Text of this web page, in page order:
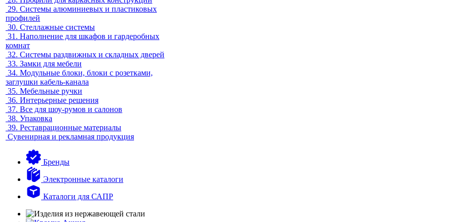
29. Системы алюминиевых и пластиковых
профилей
30. Стеллажные системы
31. Наполнение для шкафов и гардеробных
комнат
32. Системы раздвижных и складных дверей
33. Замки для мебели
34. Модульные блоки, блоки с розетками,
заглушки кабель-канала
35. Мебельные ручки
36. Интерьерные решения
37. Все для шоу-румов и салонов
38. Упаковка
39. Реставрационные материалы
Сувенирная и рекламная продукция
Бренды
Электронные каталоги
Каталоги для САПР